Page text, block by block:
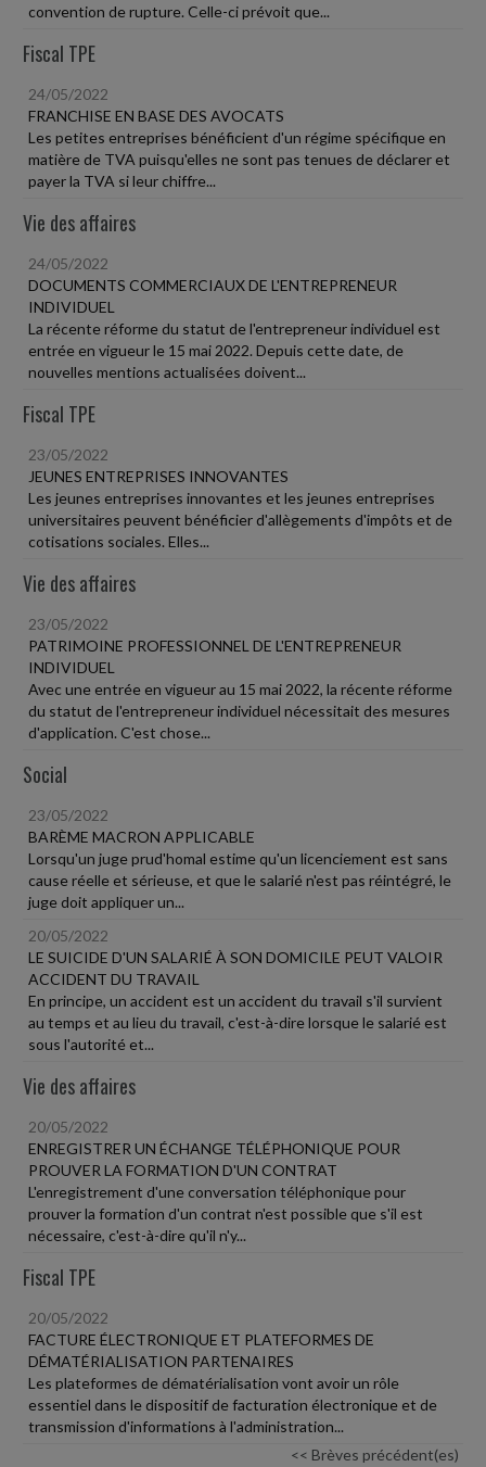
convention de rupture. Celle-ci prévoit que...
Fiscal TPE
24/05/2022
FRANCHISE EN BASE DES AVOCATS
Les petites entreprises bénéficient d'un régime spécifique en
matière de TVA puisqu'elles ne sont pas tenues de déclarer et
payer la TVA si leur chiffre...
Vie des affaires
24/05/2022
DOCUMENTS COMMERCIAUX DE L'ENTREPRENEUR
INDIVIDUEL
La récente réforme du statut de l'entrepreneur individuel est
entrée en vigueur le 15 mai 2022. Depuis cette date, de
nouvelles mentions actualisées doivent...
Fiscal TPE
23/05/2022
JEUNES ENTREPRISES INNOVANTES
Les jeunes entreprises innovantes et les jeunes entreprises
universitaires peuvent bénéficier d'allègements d'impôts et de
cotisations sociales. Elles...
Vie des affaires
23/05/2022
PATRIMOINE PROFESSIONNEL DE L'ENTREPRENEUR
INDIVIDUEL
Avec une entrée en vigueur au 15 mai 2022, la récente réforme
du statut de l'entrepreneur individuel nécessitait des mesures
d'application. C'est chose...
Social
23/05/2022
BARÈME MACRON APPLICABLE
Lorsqu'un juge prud'homal estime qu'un licenciement est sans
cause réelle et sérieuse, et que le salarié n'est pas réintégré, le
juge doit appliquer un...
20/05/2022
LE SUICIDE D'UN SALARIÉ À SON DOMICILE PEUT VALOIR
ACCIDENT DU TRAVAIL
En principe, un accident est un accident du travail s'il survient
au temps et au lieu du travail, c'est-à-dire lorsque le salarié est
sous l'autorité et...
Vie des affaires
20/05/2022
ENREGISTRER UN ÉCHANGE TÉLÉPHONIQUE POUR
PROUVER LA FORMATION D'UN CONTRAT
L'enregistrement d'une conversation téléphonique pour
prouver la formation d'un contrat n'est possible que s'il est
nécessaire, c'est-à-dire qu'il n'y...
Fiscal TPE
20/05/2022
FACTURE ÉLECTRONIQUE ET PLATEFORMES DE
DÉMATÉRIALISATION PARTENAIRES
Les plateformes de dématérialisation vont avoir un rôle
essentiel dans le dispositif de facturation électronique et de
transmission d'informations à l'administration...
<< Brèves précédent(es)